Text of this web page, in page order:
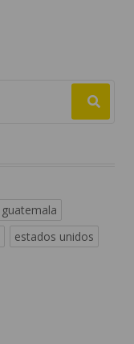
guatemala
estados unidos